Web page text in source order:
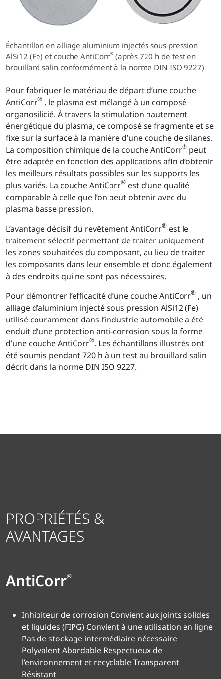
Échantillon en alliage aluminium injectés sous pression
AlSi12 (Fe) et couche AntiCorr® (après 720 h de test en
brouillard salin conformément à la norme DIN ISO 9227)
Pour fabriquer le matériau de départ d’une couche
AntiCorr® , le plasma est mélangé à un composé
organosilicié. À travers la stimulation hautement
énergétique du plasma, ce composé se fragmente et se
fixe sur la surface à la manière d’une couche de silanes.
La composition chimique de la couche AntiCorr® peut
être adaptée en fonction des applications afin d’obtenir
les meilleurs résultats possibles sur les supports les
plus variés. La couche AntiCorr® est d’une qualité
comparable à celle que l’on peut obtenir avec du
plasma basse pression.
L’avantage décisif du revêtement AntiCorr® est le
traitement sélectif permettant de traiter uniquement
les zones souhaitées du composant, au lieu de traiter
les composants dans leur ensemble et donc également
à des endroits qui ne sont pas nécessaires.
Pour démontrer l’efficacité d’une couche AntiCorr® , un
alliage d’aluminium injecté sous pression AlSi12 (Fe)
utilisé couramment dans l’industrie automobile a été
enduit d‘une protection anti-corrosion sous la forme
d’une couche AntiCorr®. Les échantillons illustrés ont
été soumis pendant 720 h à un test au brouillard salin
décrit dans la norme DIN ISO 9227.
PROPRIÉTÉS &
AVANTAGES
AntiCorr®
Inhibiteur de corrosion Convient aux joints solides
et liquides (FIPG) Convient à une utilisation en ligne
Pas de stockage intermédiaire nécessaire
Polyvalent Abordable Respectueux de
l’environnement et recyclable Transparent
Résistant